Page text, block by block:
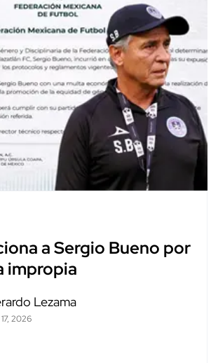
a Sergio Bueno por
impropia
Lezama
2026